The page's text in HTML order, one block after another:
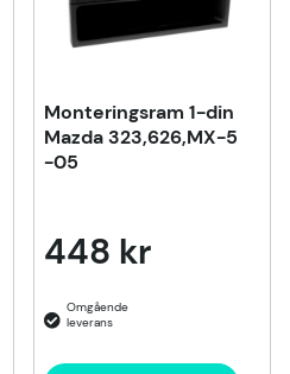
Monteringsram 1-din
Mazda 323,626,MX-5
-05
448 kr